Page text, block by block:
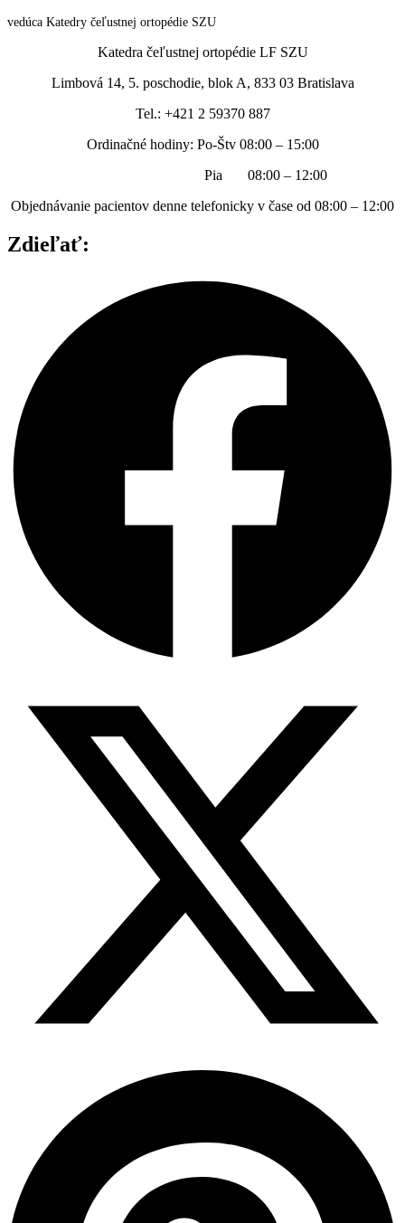
vedúca Katedry čeľustnej ortopédie SZU
Katedra čeľustnej ortopédie LF SZU
Limbová 14, 5. poschodie, blok A, 833 03 Bratislava
Tel.: +421 2 59370 887
Ordinačné hodiny: Po-Štv 08:00 – 15:00
Pia 08:00 – 12:00
Objednávanie pacientov denne telefonicky v čase od 08:00 – 12:00
Zdieľať: